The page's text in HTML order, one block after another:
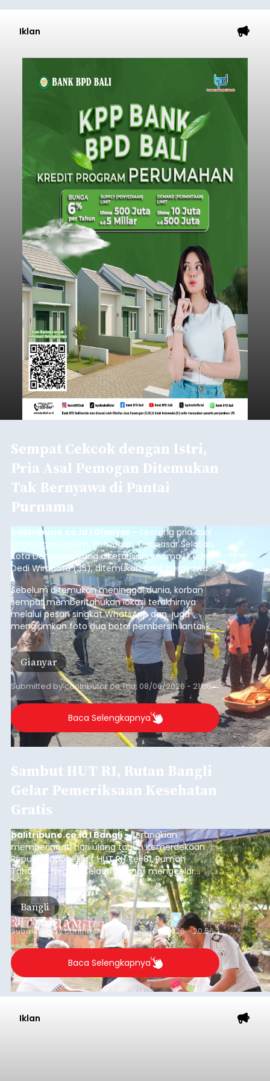
Iklan
Sempat Cekcok dengan Istri,
Pria Asal Pemogan Ditemukan
Tak Bernyawa di Pantai
Purnama
balitribune.co.id I Gianyar - Seorang pria asal
Lingkungan Dalem, Pemogan, Denpasar Selatan,
Kota Denpasar, yang diketahui bernama I Kadek
Dedi Wiranata (35), ditemukan tidak bernyawa di
pesisir Pantai Purnama, Sukawati.
Sebelum ditemukan meninggal dunia, korban
sempat memberitahukan lokasi terakhirnya
melalui pesan singkat WhatsApp dan juga
mengirimkan foto dua botol pembersih lantai ke
istrinya.
Gianyar
Submitted bycontributoronThu, 08/06/2026 - 21:06
Baca Selengkapnya
Sambut HUT RI, Rutan Bangli
Gelar Pemeriksaan Kesehatan
Gratis
balitribune.co.id I Bangli -Serangkian
memperingati hari ulang tahun Kemerdekaan
Republik Indonesia ( HUT RI) ke-81, Rumah
Tahanan Negara Kelas II B Bangli menggelar
kegiatan pemeriksaan kesehatan gratis, Rabu
(6/8/2026).
Bangli
Submitted bycontributor Thu, 08/06/2026 - 20:56
Baca Selengkapnya
Iklan